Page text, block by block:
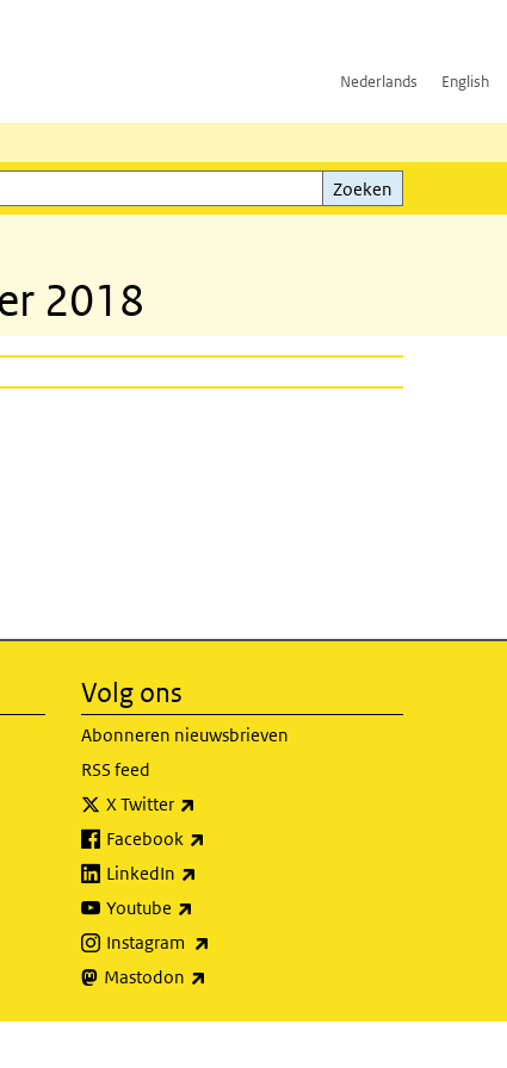
Nederlands English
Zoeken
2018
Volg ons
Abonneren nieuwsbrieven
RSS feed
X Twitter
Facebook
LinkedIn
Youtube
Instagram
Mastodon